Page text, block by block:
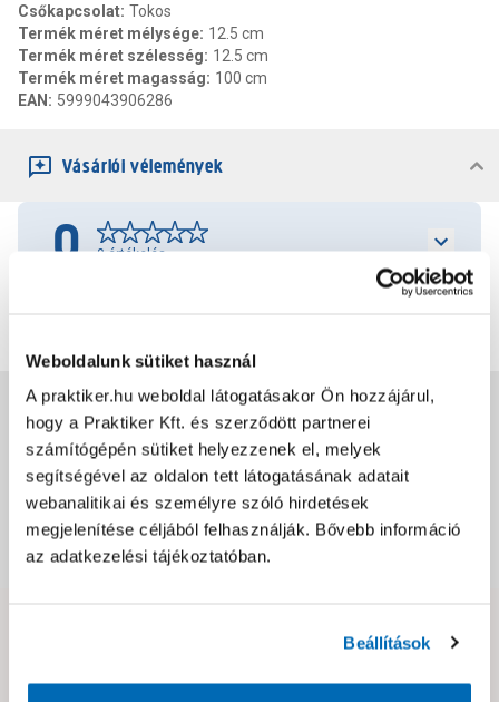
Weboldalunk sütiket használ
A praktiker.hu weboldal látogatásakor Ön hozzájárul,
hogy a Praktiker Kft. és szerződött partnerei
számítógépén sütiket helyezzenek el, melyek
segítségével az oldalon tett látogatásának adatait
webanalitikai és személyre szóló hirdetések
megjelenítése céljából felhasználják. Bővebb információ
az adatkezelési tájékoztatóban.
Beállítások
Csőkapcsolat: Tokos
Termék méret mélysége: 12.5 cm
Termék méret szélesség: 12.5 cm
Termék méret magasság: 100 cm
EAN : 5999043906286
Vásárlói vélemények
0 0értékelés
Jótállás, szavatosság
Csomagolási és súly információk
Dokumentumok, felelős személy
Hibát találtál az oldalon vagy a termék leírásában?